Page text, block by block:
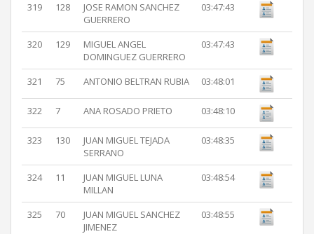
319 128
JOSE RAMON SANCHEZ
GUERRERO
03:47:43
320 129
MIGUEL ANGEL
DOMINGUEZ GUERRERO
03:47:43
321 75 ANTONIO BELTRAN RUBIA 03:48:01
322 7 ANA ROSADO PRIETO 03:48:10
323 130
JUAN MIGUEL TEJADA
SERRANO
03:48:35
324 11
JUAN MIGUEL LUNA
MILLAN
03:48:54
325 70
JUAN MIGUEL SANCHEZ
JIMENEZ
03:48:55